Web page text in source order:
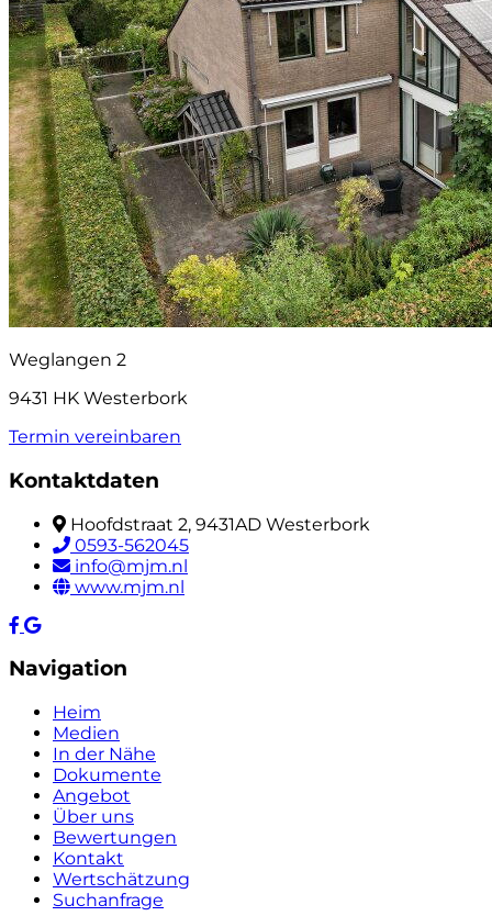
Weglangen 2
9431 HK Westerbork
Termin vereinbaren
Kontaktdaten
Hoofdstraat 2, 9431AD Westerbork
0593-562045
info@mjm.nl
www.mjm.nl
Navigation
Heim
Medien
In der Nähe
Dokumente
Angebot
Über uns
Bewertungen
Kontakt
Wertschätzung
Suchanfrage